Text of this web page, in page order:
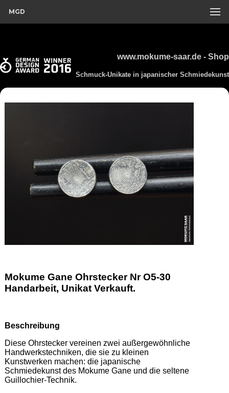
MGD
www.mokume-saar.de - Shop
Schmuck-Unikate in japanischer Schmiedekunst
Mokume Gane Ohrstecker Nr O5-30
Handarbeit, Unikat Verkauft.
Beschreibung
Diese Ohrstecker vereinen zwei außergewöhnliche
Handwerkstechniken, die sie zu kleinen
Kunstwerken machen: die japanische
Schmiedekunst des Mokume Gane und die seltene
Guillochier-Technik.